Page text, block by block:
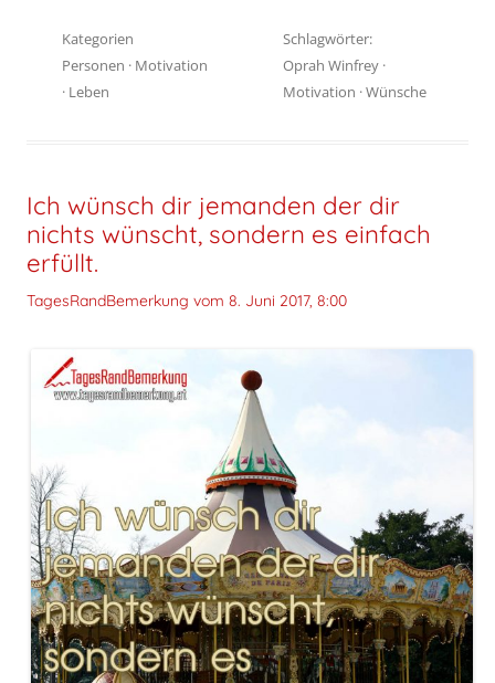
Kategorien
Personen · Motivation
· Leben
Schlagwörter:
Oprah Winfrey ·
Motivation ·Wünsche
Ich wünsch dir jemanden der dir
nichts wünscht, sondern es einfach
erfüllt.
TagesRandBemerkung vom 8. Juni 2017, 8:00